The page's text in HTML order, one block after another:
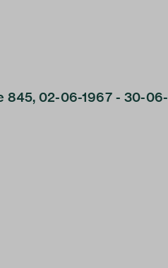
845, 02-06-1967 - 30-06-